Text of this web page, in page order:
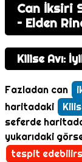
Can İksiri
– Elden
Kilise Avı:
Fazladan can
haritadaki
seferde
yukarıdaki
tespit